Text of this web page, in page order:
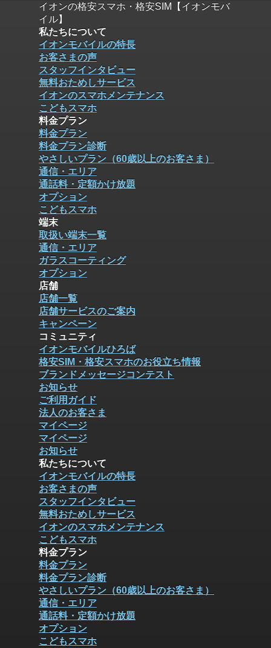
イオンの格安スマホ・格安SIM【イオンモバ
イル】
私たちについて
イオンモバイルの特長
お客さまの声
スタッフインタビュー
無料おためしサービス
イオンのスマホメンテナンス
こどもスマホ
料金プラン
料金プラン
料金プラン診断
やさしいプラン（60歳以上のお客さま）
通信・エリア
通話料・定額かけ放題
オプション
こどもスマホ
端末
取扱い端末一覧
通信・エリア
ガラスコーティング
オプション
店舗
店舗一覧
店舗サービスのご案内
キャンペーン
コミュニティ
イオンモバイルひろば
格安SIM・格安スマホのお役立ち情報
ブランドメッセージコンテスト
お知らせ
ご利用ガイド
法人のお客さま
マイページ
マイページ
お知らせ
私たちについて
イオンモバイルの特長
お客さまの声
スタッフインタビュー
無料おためしサービス
イオンのスマホメンテナンス
こどもスマホ
料金プラン
料金プラン
料金プラン診断
やさしいプラン（60歳以上のお客さま）
通信・エリア
通話料・定額かけ放題
オプション
こどもスマホ